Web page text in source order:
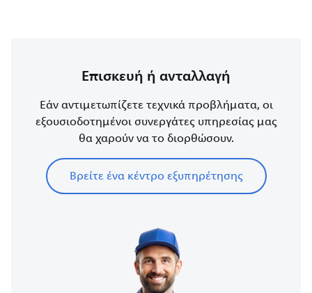
Επισκευή ή ανταλλαγή
Εάν αντιμετωπίζετε τεχνικά προβλήματα, οι
εξουσιοδοτημένοι συνεργάτες υπηρεσίας μας
θα χαρούν να το διορθώσουν.
Βρείτε ένα κέντρο εξυπηρέτησης